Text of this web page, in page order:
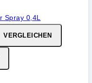
VERGLEICHEN